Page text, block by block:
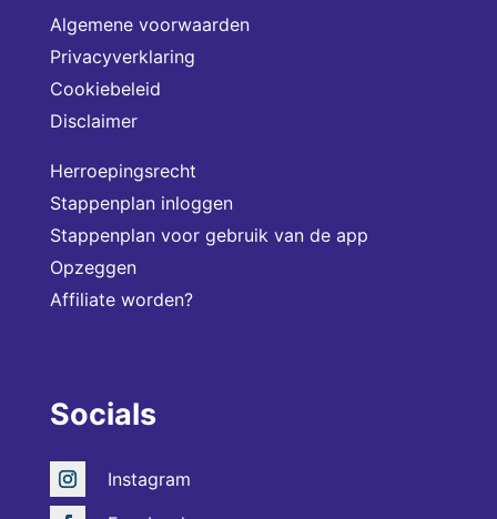
Algemene voorwaarden
Privacyverklaring
Cookiebeleid
Disclaimer
Herroepingsrecht
Stappenplan inloggen
Stappenplan voor gebruik van de app
Opzeggen
Affiliate worden?
Socials